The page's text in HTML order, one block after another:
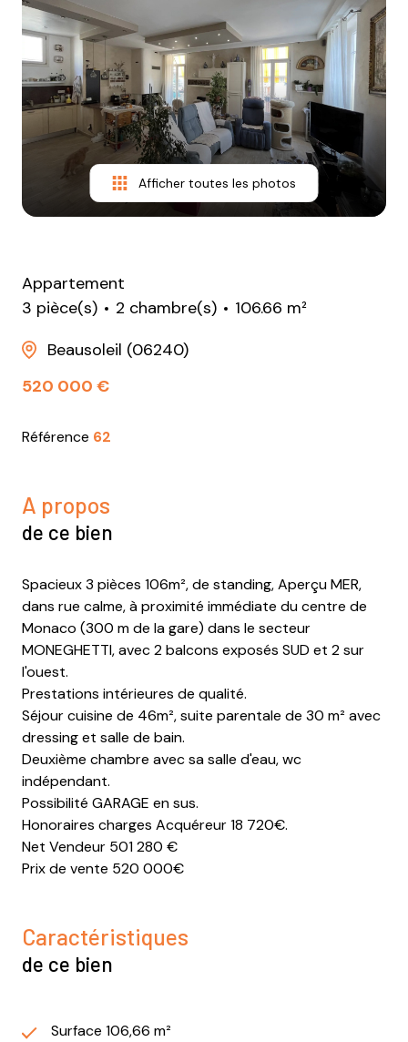
vendus
loués
clients
Afficher toutes les photos
Appartement
3 pièce(s)
2 chambre(s)
106.66 m²
Beausoleil (06240)
520 000 €
Référence 62
A propos
de ce bien
Spacieux 3 pièces 106m², de standing, Aperçu MER,
dans rue calme, à proximité immédiate du centre de
Monaco (300 m de la gare) dans le secteur
MONEGHETTI, avec 2 balcons exposés SUD et 2 sur
l'ouest.
Prestations intérieures de qualité.
Séjour cuisine de 46m², suite parentale de 30 m² avec
dressing et salle de bain.
Deuxième chambre avec sa salle d'eau, wc
indépendant.
Possibilité GARAGE en sus.
Honoraires charges Acquéreur 18 720€.
Net Vendeur 501 280 €
Prix de vente 520 000€
Caractéristiques
de ce bien
Surface 106,66 m²